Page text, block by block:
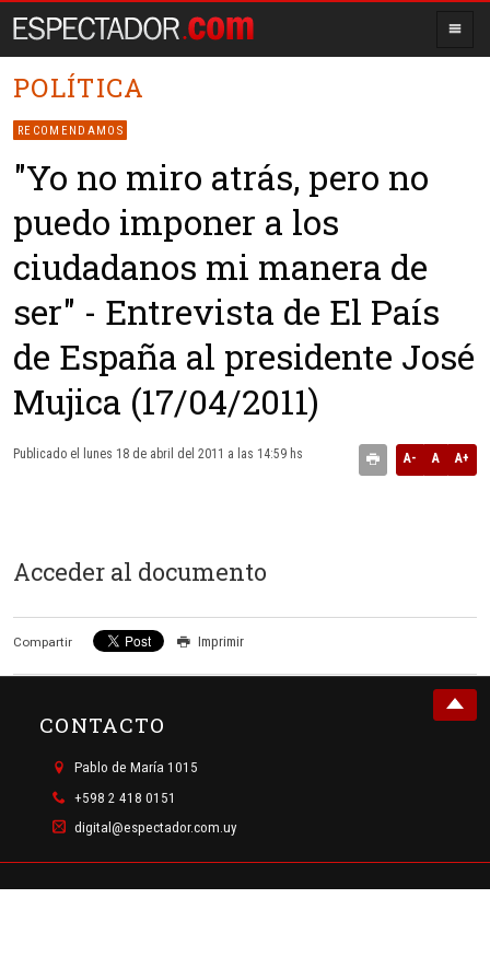
POLÍTICA
RECOMENDAMOS
"Yo no miro atrás, pero no
puedo imponer a los
ciudadanos mi manera de
ser" - Entrevista de El País
de España al presidente José
Mujica (17/04/2011)
A- A A+
Publicado el lunes 18 de abril del 2011 a las 14:59 hs
Acceder al documento
Compartir Imprimir
CONTACTO
Pablo de María 1015
+598 2 418 0151
digital@espectador.com.uy